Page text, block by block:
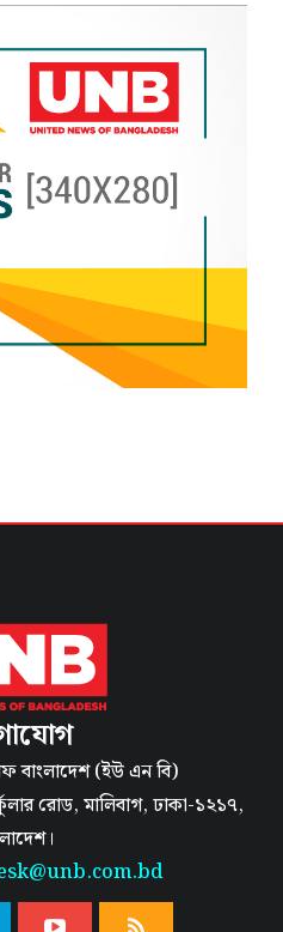
বাংলাদেশ (ইউ এন বি)
রোড, মালিবাগ, ঢাকা-১২১৭,